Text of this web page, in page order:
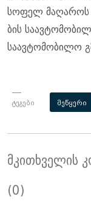
სო­ფელ მა­ღა­როს
ბის
სა­ავ­ტო­მო­ბი­ლო
ტეგები მეწყერი
მკითხველის
(0)